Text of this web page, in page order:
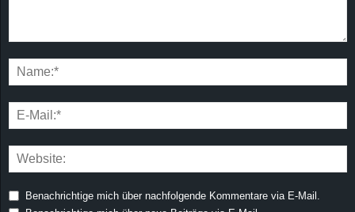
Benachrichtige mich über nachfolgende Kommentare via E-Mail.